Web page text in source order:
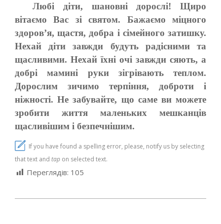
Любі діти, шановні дорослі! Щиро
вітаємо Вас зі святом. Бажаємо міцного
здоров’я, щастя, добра і сімейного затишку.
Нехай діти завжди будуть радісними та
щасливими. Нехай їхні очі завжди сяють, а
добрі мамині руки зігрівають теплом.
Дорослим зичимо терпіння, доброти і
ніжності. Не забувайте, що саме ви можете
зробити життя маленьких мешканців
щасливішим і безпечнішим.
If you have found a spelling error, please, notify us by selecting
that text and tap on selected text.
Переглядів: 105